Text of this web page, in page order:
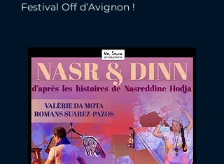
Festival Off d’Avignon !